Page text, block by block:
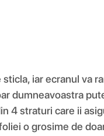
iar ecranul va
dumneavoastra
4 straturi care ii
o grosime de